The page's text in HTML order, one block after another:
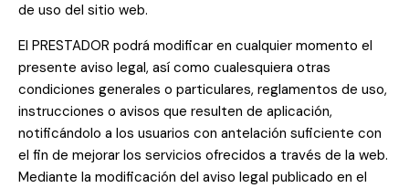
de uso del sitio web.
El PRESTADOR podrá modificar en cualquier momento el
presente aviso legal, así como cualesquiera otras
condiciones generales o particulares, reglamentos de uso,
instrucciones o avisos que resulten de aplicación,
notificándolo a los usuarios con antelación suficiente con
el fin de mejorar los servicios ofrecidos a través de la web.
Mediante la modificación del aviso legal publicado en el